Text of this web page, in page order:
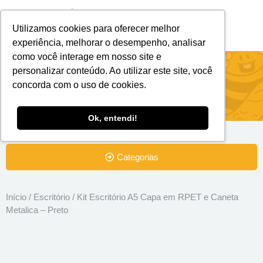
Utilizamos cookies para oferecer melhor
experiência, melhorar o desempenho, analisar
como você interage em nosso site e
personalizar conteúdo. Ao utilizar este site, você
concorda com o uso de cookies.
Ok, entendi!
Kit Escritório A5 Capa em RPET e
Caneta Metalica – Preto
Categorias
Início / Escritório / Kit Escritório A5 Capa em RPET e Caneta
Metalica – Preto